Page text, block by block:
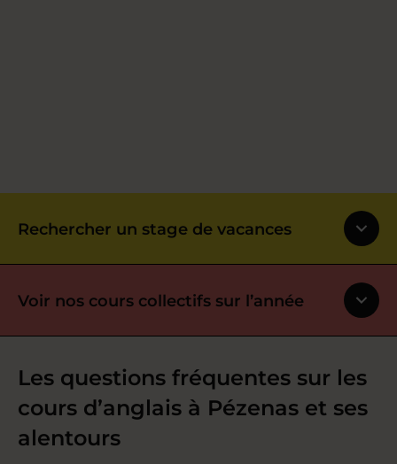
Rechercher un stage de vacances
Voir nos cours collectifs sur l’année
Les questions fréquentes sur les
cours d’anglais à Pézenas et ses
alentours